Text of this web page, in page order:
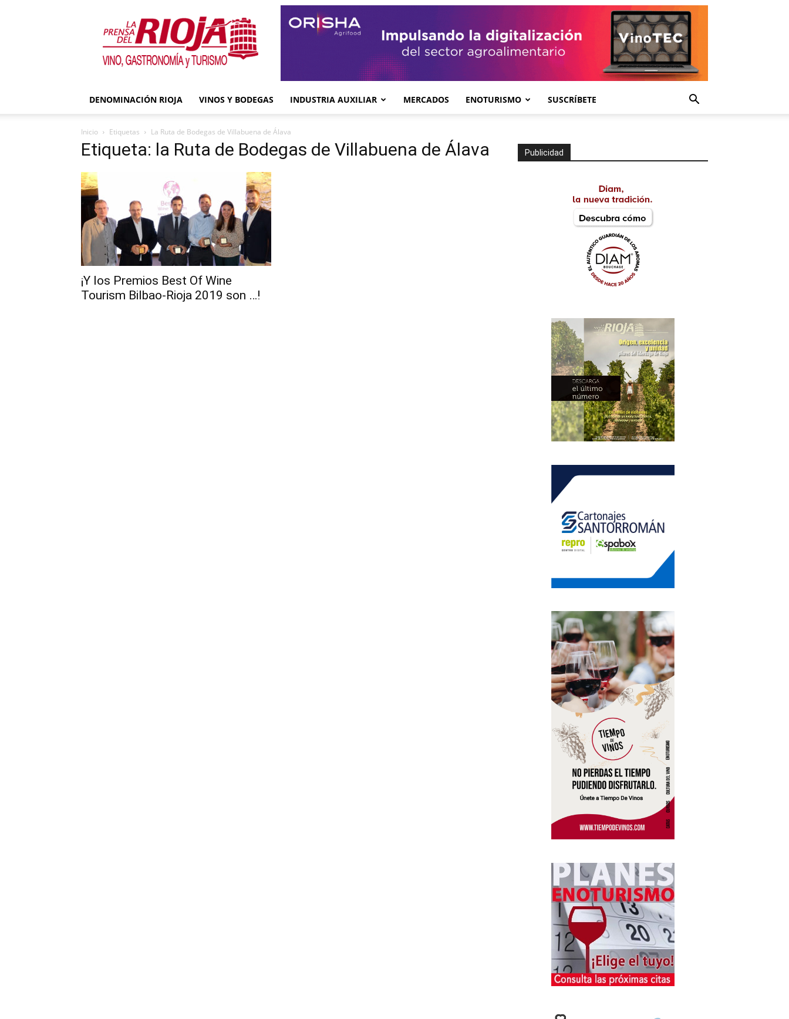
La
Prensa
del
Rioja
DENOMINACIÓN RIOJA VINOS Y BODEGAS INDUSTRIA AUXILIAR MERCADOS ENOTURISMO SUSCRÍBETE
Inicio Etiquetas La Ruta de Bodegas de Villabuena de Álava
Etiqueta: la Ruta de Bodegas de Villabuena de Álava
¡Y los Premios Best Of Wine
Tourism Bilbao-Rioja 2019 son …!
Publicidad